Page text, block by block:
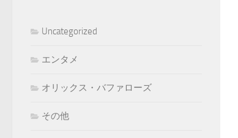
ブ
Uncategorized
エンタメ
オリックス・バファローズ
その他